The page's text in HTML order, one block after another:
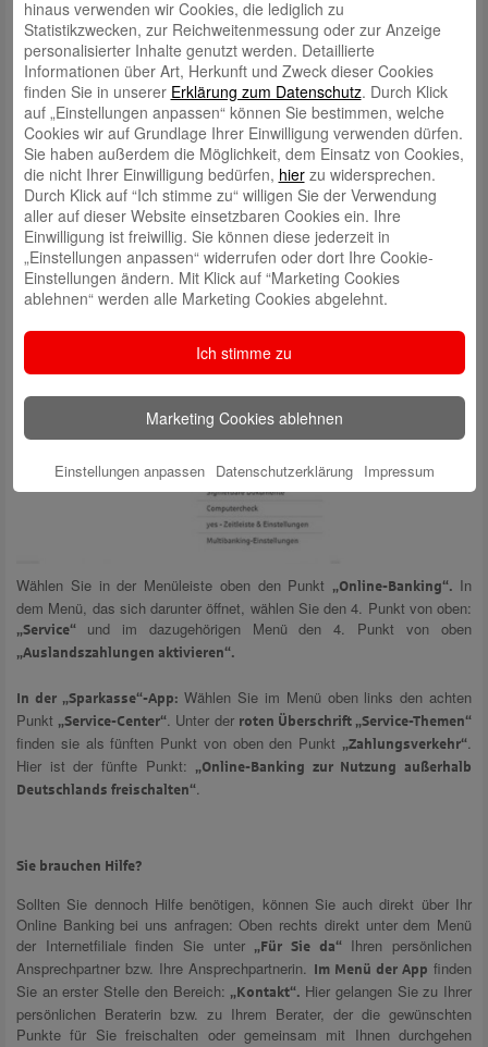
So schalten Sie Überweisungen für außerhalb Deutschlands frei:
In unserer großenOnline-Banking-Hilfeim Bereich„Banking“finden Sie
den Punkt„Ich möchte eine SEPA Überweisung ins Ausland tätigen und
erhalte eine Fehlermeldung“, wo Sie sich direkt anmelden können, um
zurLänderfreischaltungzu gelangen. Im Folgenden nochmals eine
kurze Anleitung, wie die Freischaltung im Browser, aber auch in der App
funktioniert.
In der Internetfiliale:
Wählen Sie in der Menüleiste oben den Punkt„Online-Banking“. In
dem Menü, das sich darunter öffnet, wählen Sie den 4. Punkt von oben:
„Service“ und im dazugehörigen Menü den 4. Punkt von oben
„Auslandszahlungen aktivieren“.
In der „Sparkasse“-App: Wählen Sie im Menü oben links den achten
Punkt„Service-Center“. Unter der roten Überschrift „Service-Themen“
finden sie als fünften Punkt von oben den Punkt „Zahlungsverkehr“.
Hier ist der fünfte Punkt:„Online-Banking zur Nutzung außerhalb
Deutschlands freischalten“.
Sie brauchen Hilfe?
Sollten Sie dennoch Hilfe benötigen, können Sie auch direkt über Ihr
Online Banking bei uns anfragen: Oben rechts direkt unter dem Menü
der Internetfiliale finden Sie unter„Für Sie da“Ihren persönlichen
Ansprechpartner bzw. Ihre Ansprechpartnerin.
Im Menü der App finden
Sie an erster Stelle den Bereich:„Kontakt“. Hier gelangen Sie zu Ihrer
persönlichen Beraterin bzw. zu Ihrem Berater, der die gewünschten
Punkte für Sie freischalten oder gemeinsam mit Ihnen durchgehen
hinaus verwenden wir Cookies, die lediglich zu
Statistikzwecken, zur Reichweitenmessung oder zur Anzeige
personalisierter Inhalte genutzt werden. Detaillierte
Informationen über Art, Herkunft und Zweck dieser Cookies
finden Sie in unserer Erklärung zum Datenschutz. Durch Klick
auf „Einstellungen anpassen“ können Sie bestimmen, welche
Cookies wir auf Grundlage Ihrer Einwilligung verwenden dürfen.
Sie haben außerdem die Möglichkeit, dem Einsatz von Cookies,
die nicht Ihrer Einwilligung bedürfen, hierzu widersprechen.
Durch Klick auf “Ich stimme zu“ willigen Sie der Verwendung
aller auf dieser Website einsetzbaren Cookies ein. Ihre
Einwilligung ist freiwillig. Sie können diese jederzeit in
„Einstellungen anpassen“ widerrufen oder dort Ihre Cookie-
Einstellungen ändern. Mit Klick auf “Marketing Cookies
ablehnen“ werden alle Marketing Cookies abgelehnt.
Ich stimme zu
Marketing Cookies ablehnen
Einstellungen anpassen Datenschutzerklärung Impressum